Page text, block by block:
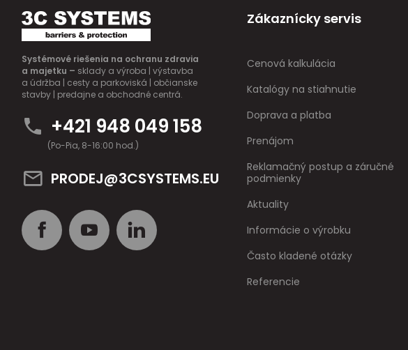
Systémové riešenia na ochranu zdravia
a majetku – sklady a výroba | výstavba
a údržba | cesty a parkoviská | občianske
stavby | predajne a obchodné centrá.
+421 948 049 158
(Po-Pia, 8-16:00 hod.)
PRODEJ@3CSYSTEMS.EU
Zákaznícky servis
Cenová kalkulácia
Katalógy na stiahnutie
Doprava a platba
Prenájom
Reklamačný postup a záručné
podmienky
Aktuality
Informácie o výrobku
Často kladené otázky
Referencie